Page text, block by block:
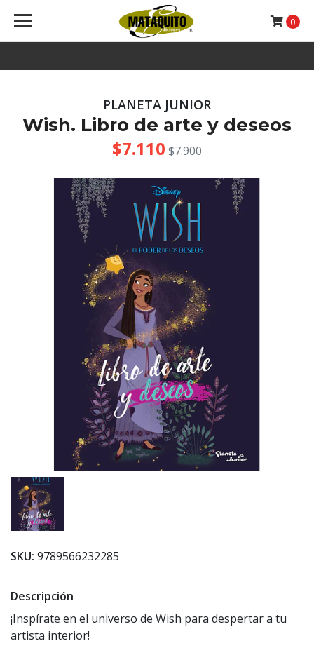
0
PLANETA JUNIOR
Wish. Libro de arte y deseos
$7.110 $7.900
SKU: 9789566232285
Descripción
¡Inspírate en el universo de Wish para despertar a tu
artista interior!